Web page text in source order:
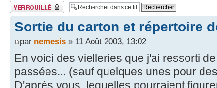
Fil verrouillé
Sortie du carton et répertoire
par nemesis » 11 Août 2003, 13:02
En voici des vielleries que j'ai ressorti
passées... (sauf quelques unes pour
D'après vous, lequelles pourraient